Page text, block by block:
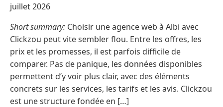
juillet 2026
Short summary: Choisir une agence web à Albi avec
Clickzou peut vite sembler flou. Entre les offres, les
prix et les promesses, il est parfois difficile de
comparer. Pas de panique, les données disponibles
permettent d’y voir plus clair, avec des éléments
concrets sur les services, les tarifs et les avis. Clickzou
est une structure fondée en […]